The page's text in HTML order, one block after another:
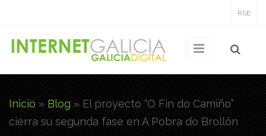
RSE
Usted está aquí
Inicio » Blog » El proyecto “O Fin do Camiño”
cierra su segunda fase en A Pobra do Brollón